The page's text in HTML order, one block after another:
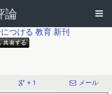
論
つける 教育 新刊
+ 1 メール